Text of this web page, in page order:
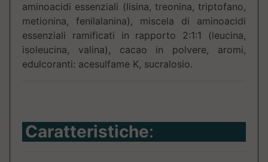
aminoacidi essenziali (lisina, treonina, triptofano,
metionina, fenilalanina), miscela di aminoacidi
essenziali ramificati in rapporto 2:1:1 (leucina,
isoleucina, valina), cacao in polvere, aromi,
edulcoranti: acesulfame K, sucralosio.
Caratteristiche: